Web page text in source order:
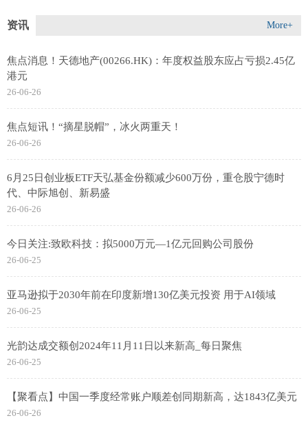
资讯 More+
焦点消息！天德地产(00266.HK)：年度权益股东应占亏损2.45亿
港元
26-06-26
焦点短讯！“摘星脱帽”，冰火两重天！
26-06-26
6月25日创业板ETF天弘基金份额减少600万份，重仓股宁德时
代、中际旭创、新易盛
26-06-26
今日关注:致欧科技：拟5000万元—1亿元回购公司股份
26-06-25
亚马逊拟于2030年前在印度新增130亿美元投资 用于AI领域
26-06-25
光韵达成交额创2024年11月11日以来新高_每日聚焦
26-06-25
【聚看点】中国一季度经常账户顺差创同期新高，达1843亿美元
26-06-26